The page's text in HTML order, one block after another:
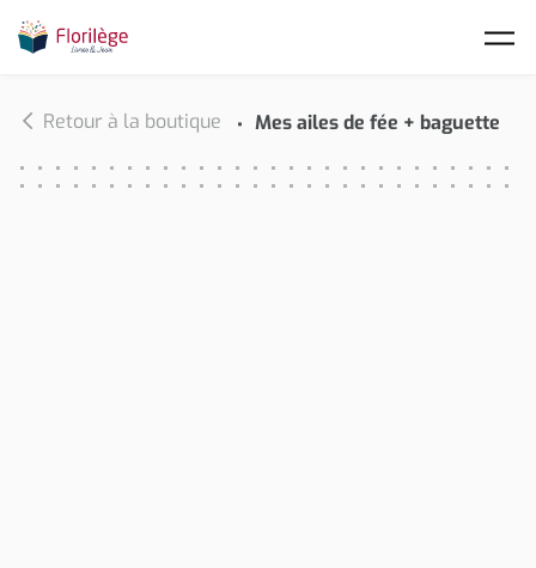
Retour à la boutique Mes ailes de fée + baguette